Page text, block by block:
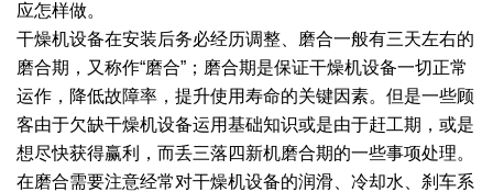
公司大事记
气流干燥系列
喷雾干燥机系列
带式干燥焙烧系列
真空干燥系列
食品行业
环保行业
化工行业
工程技术中心
质量监督技术中心
范群新闻
行业新闻
技术专栏
服务中心
常见问题
社会责任
全球契约组织成员
公共责任
绿色发展
绿色工厂
人才招聘
应怎样做。
干燥机设备在安装后务必经历调整、磨合一般有三天左右的
磨合期，又称作“磨合”；磨合期是保证干燥机设备一切正常
运作，降低故障率，提升使用寿命的关键因素。但是一些顾
客由于欠缺干燥机设备运用基础知识或是由于赶工期，或是
想尽快获得赢利，而丢三落四新机磨合期的一些事项处理。
在磨合需要注意经常对干燥机设备的润滑、冷却水、刹车系